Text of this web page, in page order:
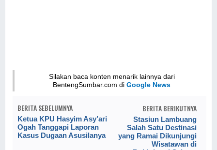
Silakan baca konten menarik lainnya dari
BentengSumbar.com diGoogle News
BERITA SEBELUMNYA
Ketua KPU Hasyim Asy’ari
Ogah Tanggapi Laporan
Kasus Dugaan Asusilanya
BERITA BERIKUTNYA
Stasiun Lambuang
Salah Satu Destinasi
yang Ramai Dikunjungi
Wisatawan di